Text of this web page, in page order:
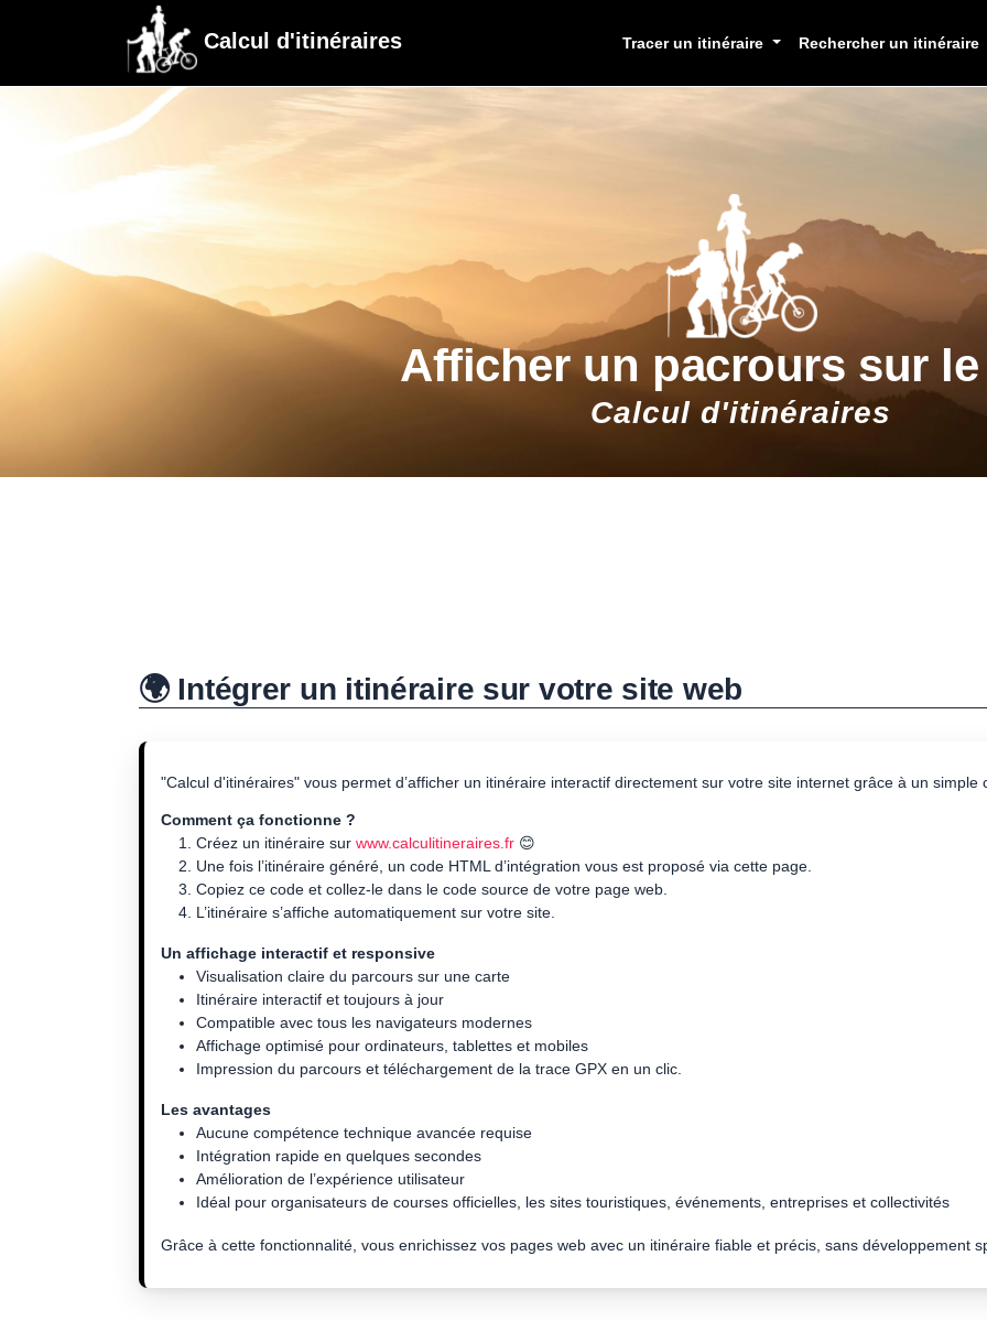
Calcul d'itinéraires Tracer un itinéraire Rechercher un itinéraire
Afficher un pacrours sur
Calcul d'itinéraires
🌍 Intégrer un itinéraire sur votre site web
"Calcul d'itinéraires" vous permet d’afficher un itinéraire interactif directement sur votre site internet grâce à un simple
Comment ça fonctionne ?
Créez un itinéraire sur www.calculitineraires.fr 😊
Une fois l’itinéraire généré, un code HTML d’intégration vous est proposé via cette page.
Copiez ce code et collez-le dans le code source de votre page web.
L’itinéraire s’affiche automatiquement sur votre site.
Un affichage interactif et responsive
Visualisation claire du parcours sur une carte
Itinéraire interactif et toujours à jour
Compatible avec tous les navigateurs modernes
Affichage optimisé pour ordinateurs, tablettes et mobiles
Impression du parcours et téléchargement de la trace GPX en un clic.
Les avantages
Aucune compétence technique avancée requise
Intégration rapide en quelques secondes
Amélioration de l’expérience utilisateur
Idéal pour organisateurs de courses officielles, les sites touristiques, événements, entreprises et collectivités
Grâce à cette fonctionnalité, vous enrichissez vos pages web avec un itinéraire fiable et précis, sans développement